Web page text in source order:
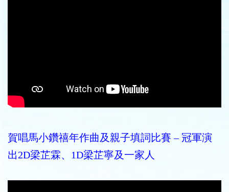
賀唱馬小鑽禧年作曲及親子填詞比賽 – 冠軍演
出2D梁芷霖、1D梁芷寧及一家人